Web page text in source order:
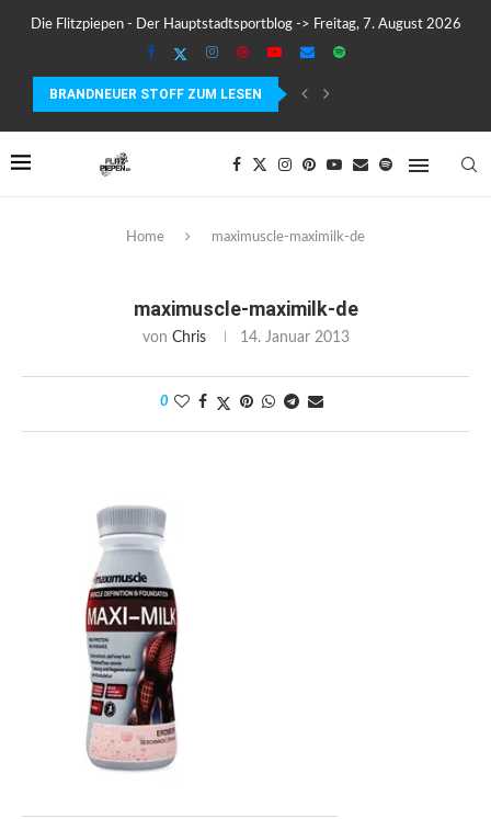
Die Flitzpiepen - Der Hauptstadtsportblog -> Freitag, 7. August 2026
BRANDNEUER STOFF ZUM LESEN
COROS PACE 4 IM TEST – LEICHT, SCHNELL...
Home maximuscle-maximilk-de
maximuscle-maximilk-de
von Chris 14. Januar 2013
0